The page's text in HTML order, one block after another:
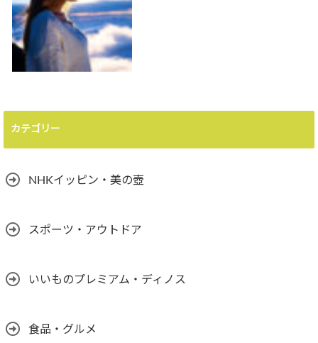
カテゴリー
NHKイッピン・美の壺
スポーツ・アウトドア
いいものプレミアム・ディノス
食品・グルメ